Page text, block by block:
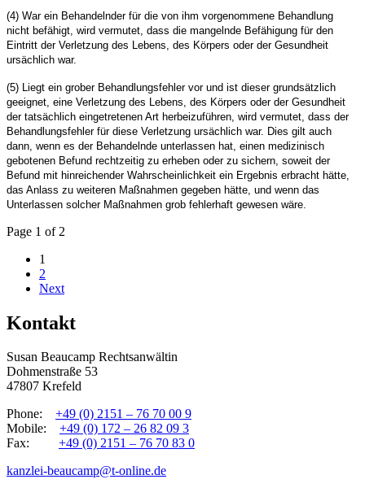
(4) War ein Behandelnder für die von ihm vorgenommene Behandlung
nicht befähigt, wird vermutet, dass die mangelnde Befähigung für den
Eintritt der Verletzung des Lebens, des Körpers oder der Gesundheit
ursächlich war.
(5) Liegt ein grober Behandlungsfehler vor und ist dieser grundsätzlich
geeignet, eine Verletzung des Lebens, des Körpers oder der Gesundheit
der tatsächlich eingetretenen Art herbeizuführen, wird vermutet, dass der
Behandlungsfehler für diese Verletzung ursächlich war. Dies gilt auch
dann, wenn es der Behandelnde unterlassen hat, einen medizinisch
gebotenen Befund rechtzeitig zu erheben oder zu sichern, soweit der
Befund mit hinreichender Wahrscheinlichkeit ein Ergebnis erbracht hätte,
das Anlass zu weiteren Maßnahmen gegeben hätte, und wenn das
Unterlassen solcher Maßnahmen grob fehlerhaft gewesen wäre.
Page 1 of 2
1
2
Next
Kontakt
Susan Beaucamp Rechtsanwältin
Dohmenstraße 53
47807 Krefeld
Phone: +49 (0) 2151 – 76 70 00 9
Mobile: +49 (0) 172 – 26 82 09 3
Fax: +49 (0) 2151 – 76 70 83 0
kanzlei-beaucamp@t-online.de